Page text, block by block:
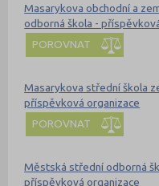
Masarykova obchodní a
odborná škola -
POROVNAT
Masarykova střední škola
příspěvková organizace
POROVNAT
Městská střední odborná
příspěvková organizace